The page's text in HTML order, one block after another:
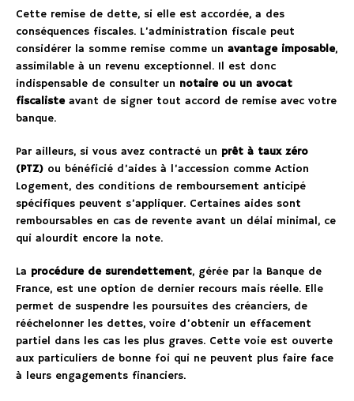
Cette remise de dette, si elle est accordée, a des
conséquences fiscales. L’administration fiscale peut
considérer la somme remise comme un avantage imposable,
assimilable à un revenu exceptionnel. Il est donc
indispensable de consulter un notaire ou un avocat
fiscalisteavant de signer tout accord de remise avec votre
banque.
Par ailleurs, si vous avez contracté un prêt à taux zéro
(PTZ) ou bénéficié d’aides à l’accession comme Action
Logement, des conditions de remboursement anticipé
spécifiques peuvent s’appliquer. Certaines aides sont
remboursables en cas de revente avant un délai minimal, ce
qui alourdit encore la note.
La procédure de surendettement, gérée par la Banque de
France, est une option de dernier recours mais réelle. Elle
permet de suspendre les poursuites des créanciers, de
rééchelonner les dettes, voire d’obtenir un effacement
partiel dans les cas les plus graves. Cette voie est ouverte
aux particuliers de bonne foi qui ne peuvent plus faire face
à leurs engagements financiers.